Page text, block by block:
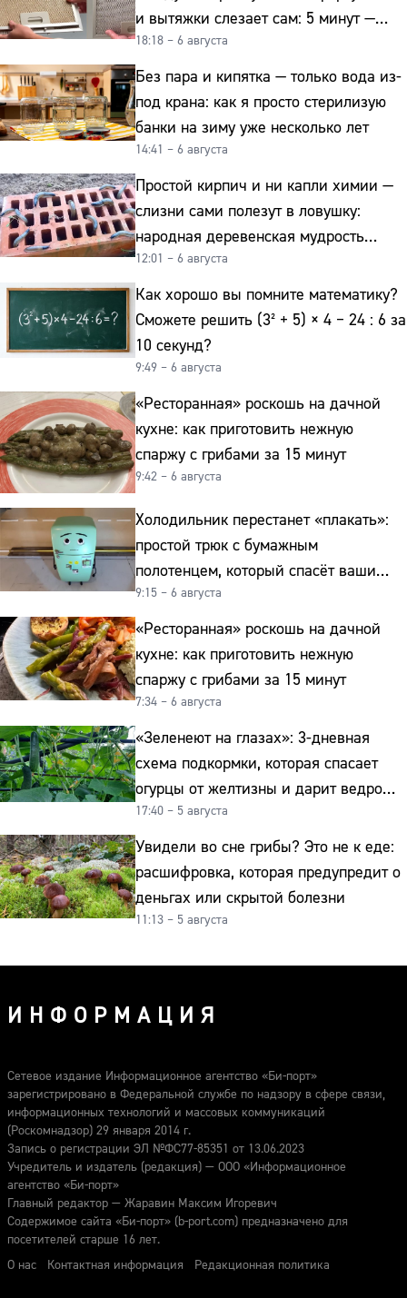
и вытяжки слезает сам: 5 минут —
и сверкает как новая
18:18 – 6 августа
Без пара и кипятка — только вода из-
под крана: как я просто стерилизую
банки на зиму уже несколько лет
14:41 – 6 августа
Простой кирпич и ни капли химии —
слизни сами полезут в ловушку:
народная деревенская мудрость
реально работает
12:01 – 6 августа
Как хорошо вы помните математику?
Сможете решить (3² + 5) × 4 − 24 : 6 за
10 секунд?
9:49 – 6 августа
«Ресторанная» роскошь на дачной
кухне: как приготовить нежную
спаржу с грибами за 15 минут
9:42 – 6 августа
Холодильник перестанет «плакать»:
простой трюк с бумажным
полотенцем, который спасёт ваши
овощи от гнили
9:15 – 6 августа
«Ресторанная» роскошь на дачной
кухне: как приготовить нежную
спаржу с грибами за 15 минут
7:34 – 6 августа
«Зеленеют на глазах»: 3-дневная
схема подкормки, которая спасает
огурцы от желтизны и дарит ведро
урожая
17:40 – 5 августа
Увидели во сне грибы? Это не к еде:
расшифровка, которая предупредит о
деньгах или скрытой болезни
11:13 – 5 августа
ИНФОРМАЦИЯ
Сетевое издание Информационное агентство «Би-порт»
зарегистрировано в Федеральной службе по надзору в сфере связи,
информационных технологий и массовых коммуникаций
(Роскомнадзор) 29 января 2014 г.
Запись о регистрации ЭЛ №ФС77-85351 от 13.06.2023
Учредитель и издатель (редакция) — ООО «Информационное
агентство «Би-порт»
Главный редактор — Жаравин Максим Игоревич
Содержимое сайта «Би-порт» (b-port.com) предназначено для
посетителей старше 16 лет.
О нас
Контактная информация Редакционная политика